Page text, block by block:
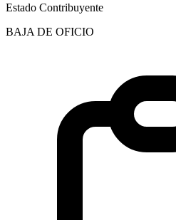
Estado Contribuyente
BAJA DE OFICIO